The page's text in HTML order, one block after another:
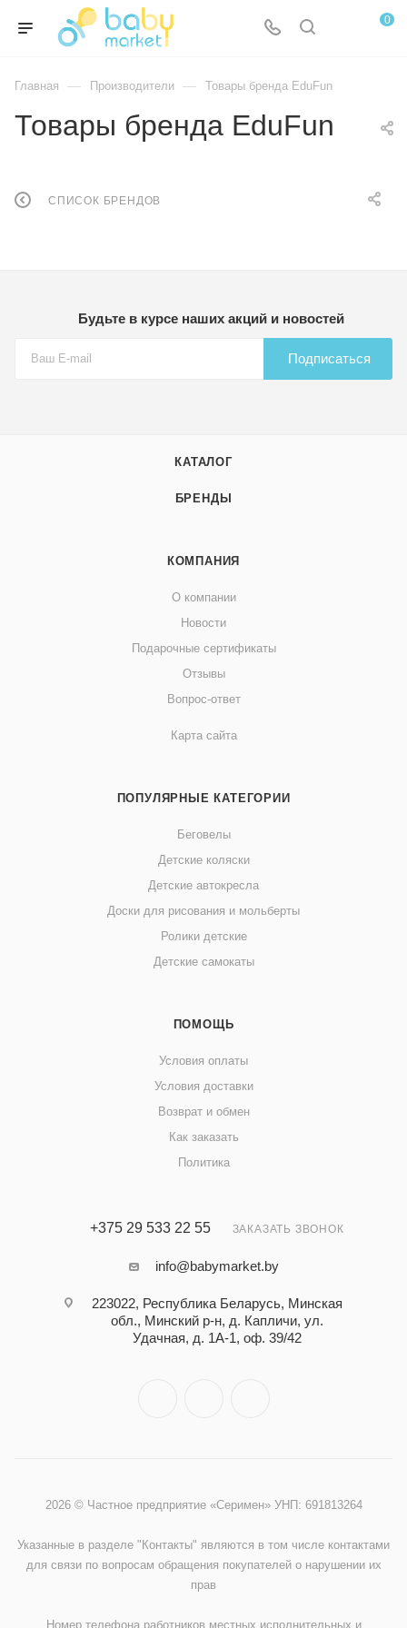
0
Главная — Производители — Товары бренда EduFun
Товары бренда EduFun
СПИСОК БРЕНДОВ
Будьте в курсе наших акций и новостей
Подписаться
КАТАЛОГ
БРЕНДЫ
КОМПАНИЯ
О компании
Новости
Подарочные сертификаты
Отзывы
Вопрос-ответ
Карта сайта
ПОПУЛЯРНЫЕ КАТЕГОРИИ
Беговелы
Детские коляски
Детские автокресла
Доски для рисования и мольберты
Ролики детские
Детские самокаты
ПОМОЩЬ
Условия оплаты
Условия доставки
Возврат и обмен
Как заказать
Политика
+375 29 533 22 55 ЗАКАЗАТЬ ЗВОНОК
info@babymarket.by
223022, Республика Беларусь, Минская
обл., Минский р-н, д. Капличи, ул.
Удачная, д. 1А-1, оф. 39/42
2026 © Частное предприятие «Серимен» УНП: 691813264
Указанные в разделе "Контакты" являются в том числе контактами
для связи по вопросам обращения покупателей о нарушении их
прав
Номер телефона работников местных исполнительных и